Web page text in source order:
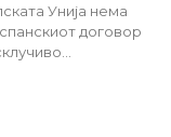
Унија нема
договор